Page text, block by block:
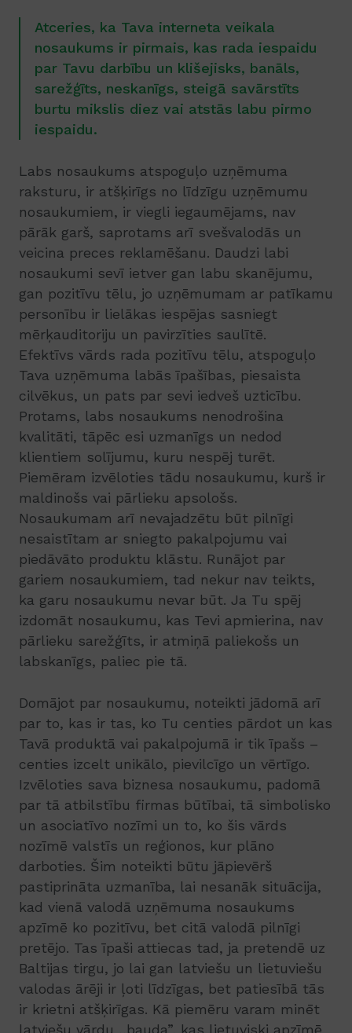
Atceries, ka Tava interneta veikala
nosaukums ir pirmais, kas rada iespaidu
par Tavu darbību un klišejisks, banāls,
sarežģīts, neskanīgs, steigā savārstīts
burtu mikslis diez vai atstās labu pirmo
iespaidu.
Labs nosaukums atspoguļo uzņēmuma
raksturu, ir atšķirīgs no līdzīgu uzņēmumu
nosaukumiem, ir viegli iegaumējams, nav
pārāk garš, saprotams arī svešvalodās un
veicina preces reklamēšanu. Daudzi labi
nosaukumi sevī ietver gan labu skanējumu,
gan pozitīvu tēlu, jo uzņēmumam ar patīkamu
personību ir lielākas iespējas sasniegt
mērķauditoriju un pavirzīties saulītē.
Efektīvs vārds rada pozitīvu tēlu, atspoguļo
Tava uzņēmuma labās īpašības, piesaista
cilvēkus, un pats par sevi iedveš uzticību.
Protams, labs nosaukums nenodrošina
kvalitāti, tāpēc esi uzmanīgs un nedod
klientiem solījumu, kuru nespēj turēt.
Piemēram izvēloties tādu nosaukumu, kurš ir
maldinošs vai pārlieku apsološs.
Nosaukumam arī nevajadzētu būt pilnīgi
nesaistītam ar sniegto pakalpojumu vai
piedāvāto produktu klāstu. Runājot par
gariem nosaukumiem, tad nekur nav teikts,
ka garu nosaukumu nevar būt. Ja Tu spēj
izdomāt nosaukumu, kas Tevi apmierina, nav
pārlieku sarežģīts, ir atmiņā paliekošs un
labskanīgs, paliec pie tā.
Domājot par nosaukumu, noteikti jādomā arī
par to, kas ir tas, ko Tu centies pārdot un kas
Tavā produktā vai pakalpojumā ir tik īpašs –
centies izcelt unikālo, pievilcīgo un vērtīgo.
Izvēloties sava biznesa nosaukumu, padomā
par tā atbilstību firmas būtībai, tā simbolisko
un asociatīvo nozīmi un to, ko šis vārds
nozīmē valstīs un reģionos, kur plāno
darboties. Šim noteikti būtu jāpievērš
pastiprināta uzmanība, lai nesanāk situācija,
kad vienā valodā uzņēmuma nosaukums
apzīmē ko pozitīvu, bet citā valodā pilnīgi
pretējo. Tas īpaši attiecas tad, ja pretendē uz
Baltijas tirgu, jo lai gan latviešu un lietuviešu
valodas ārēji ir ļoti līdzīgas, bet patiesībā tās
ir krietni atšķirīgas. Kā piemēru varam minēt
latviešu vārdu ,,bauda”, kas lietuviski apzīmē